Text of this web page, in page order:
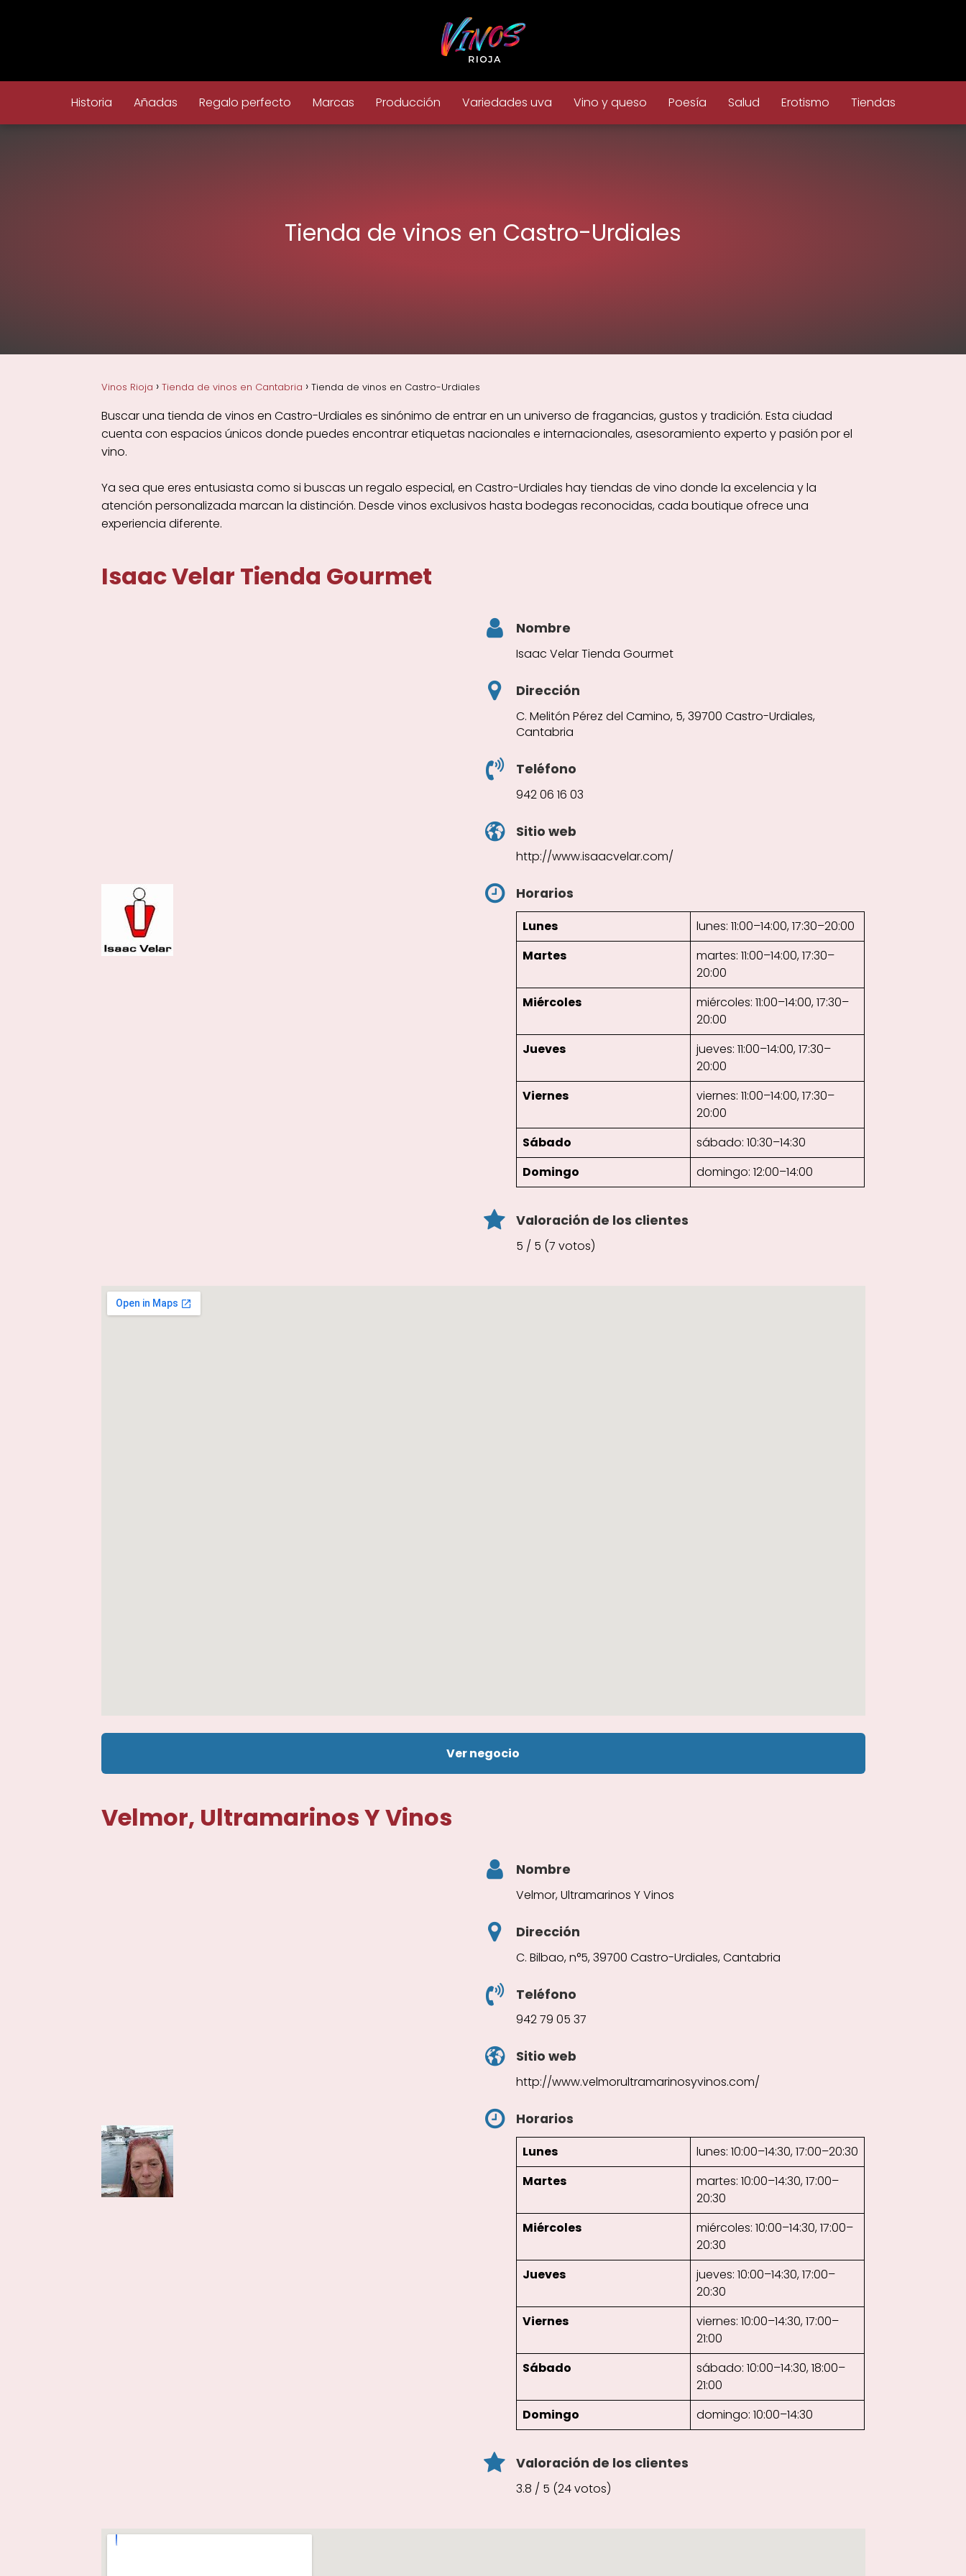
Historia Añadas Regalo perfecto Marcas Producción Variedades uva Vino y queso Poesía Salud Erotismo Tiendas
Tienda de vinos en Castro-Urdiales
Vinos Rioja Tienda de vinos en Cantabria Tienda de vinos en Castro-Urdiales
Buscar una tienda de vinos en Castro-Urdiales es sinónimo de entrar en un universo de fragancias, gustos y tradición. Esta ciudad
cuenta con espacios únicos donde puedes encontrar etiquetas nacionales e internacionales, asesoramiento experto y pasión por el
vino.
Ya sea que eres entusiasta como si buscas un regalo especial, en Castro-Urdiales hay tiendas de vino donde la excelencia y la
atención personalizada marcan la distinción. Desde vinos exclusivos hasta bodegas reconocidas, cada boutique ofrece una
experiencia diferente.
Isaac Velar Tienda Gourmet
Nombre
Isaac Velar Tienda Gourmet
Dirección
C. Melitón Pérez del Camino, 5, 39700 Castro-Urdiales,
Cantabria
Teléfono
942 06 16 03
Sitio web
http://www.isaacvelar.com/
Horarios
Lunes
lunes: 11:00–14:00, 17:30–20:00
Martes
martes: 11:00–14:00, 17:30–
20:00
Miércoles
miércoles: 11:00–14:00, 17:30–
20:00
Jueves
jueves: 11:00–14:00, 17:30–
20:00
Viernes
viernes: 11:00–14:00, 17:30–
20:00
Sábado
sábado: 10:30–14:30
Domingo
domingo: 12:00–14:00
Valoración de los clientes
5 / 5 (7 votos)
Ver negocio
Velmor, Ultramarinos Y Vinos
Nombre
Velmor, Ultramarinos Y Vinos
Dirección
C. Bilbao, n°5, 39700 Castro-Urdiales, Cantabria
Teléfono
942 79 05 37
Sitio web
http://www.velmorultramarinosyvinos.com/
Horarios
Lunes
lunes: 10:00–14:30, 17:00–20:30
Martes
martes: 10:00–14:30, 17:00–
20:30
Miércoles
miércoles: 10:00–14:30, 17:00–
20:30
Jueves
jueves: 10:00–14:30, 17:00–
20:30
Viernes
viernes: 10:00–14:30, 17:00–
21:00
Sábado
sábado: 10:00–14:30, 18:00–
21:00
Domingo
domingo: 10:00–14:30
Valoración de los clientes
3.8 / 5 (24 votos)